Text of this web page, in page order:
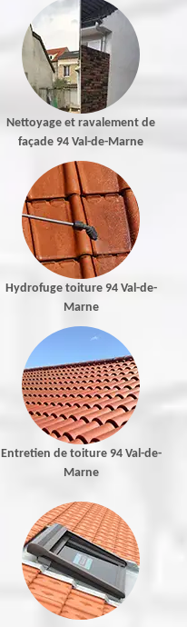
Nettoyage et ravalement de
façade 94 Val-de-Marne
Hydrofuge toiture 94 Val-de-
Marne
Entretien de toiture 94 Val-de-
Marne